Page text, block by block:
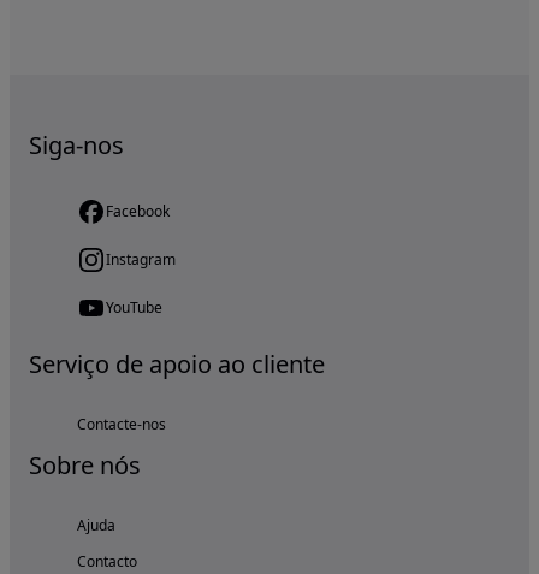
Siga-nos
Facebook
Instagram
YouTube
Serviço de apoio ao cliente
Contacte-nos
Sobre nós
Ajuda
Contacto